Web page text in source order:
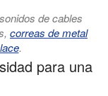
de cables
correas de metal
.
para una